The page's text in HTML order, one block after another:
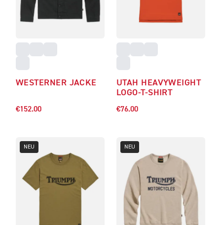
WESTERNER JACKE
€152.00
UTAH HEAVYWEIGHT
LOGO-T-SHIRT
€76.00
NEU NEU